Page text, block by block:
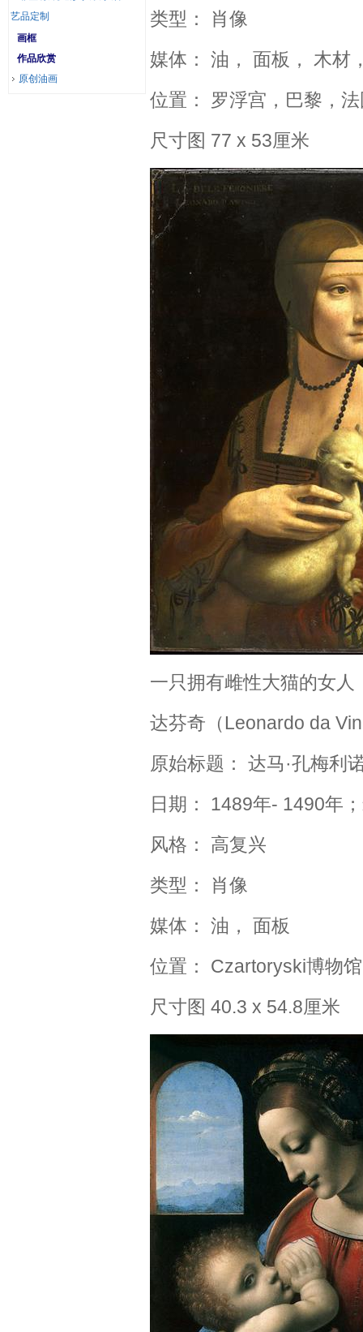
类型： 肖像
媒体： 油， 面板， 木材
位置： 罗浮宫，巴黎，
尺寸图 77 x 53厘米
一只拥有雌性大猫的女人
达芬奇（Leonardo da
原始标题： 达马·孔梅利
日期： 1489年- 1490年
风格： 高复兴
类型： 肖像
媒体： 油， 面板
位置： Czartoryski博物
尺寸图 40.3 x 54.8厘米
艺品定制
画框
作品欣赏
原创油画